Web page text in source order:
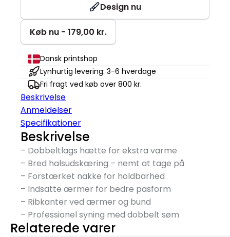
Design nu
Køb nu - 179,00 kr.
Dansk printshop
Lynhurtig levering: 3-6 hverdage
Fri fragt ved køb over 800 kr.
Beskrivelse
Anmeldelser
Specifikationer
Beskrivelse
– Dobbeltlags hætte for ekstra varme
– Bred halsudskæring – nemt at tage på
– Forstærket nakke for holdbarhed
– Indsatte ærmer for bedre pasform
– Ribkanter ved ærmer og bund
– Professionel syning med dobbelt søm
Relaterede varer